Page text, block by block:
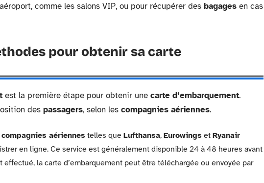
comme les salons VIP, ou pour récupérer des bagages en cas
pour obtenir sa carte
est la première étape pour obtenir une carte d’embarquement.
des passagers, selon les compagnies aériennes.
compagnies aériennes telles que Lufthansa, Eurowings et Ryanair
en ligne. Ce service est généralement disponible 24 à 48 heures avant
effectué, la carte d’embarquement peut être téléchargée ou envoyée par